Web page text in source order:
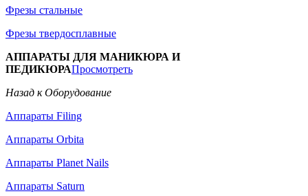
Фрезы стальные
Фрезы твердосплавные
АППАРАТЫ ДЛЯ МАНИКЮРА И
ПЕДИКЮРАПросмотреть
Назад к Оборудование
Аппараты Filing
Аппараты Orbita
Аппараты Planet Nails
Аппараты Saturn